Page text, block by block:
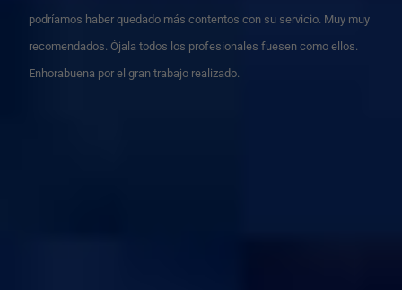
podríamos haber quedado más contentos con su servicio. Muy muy
recomendados. Ójala todos los profesionales fuesen como ellos.
Enhorabuena por el gran trabajo realizado.